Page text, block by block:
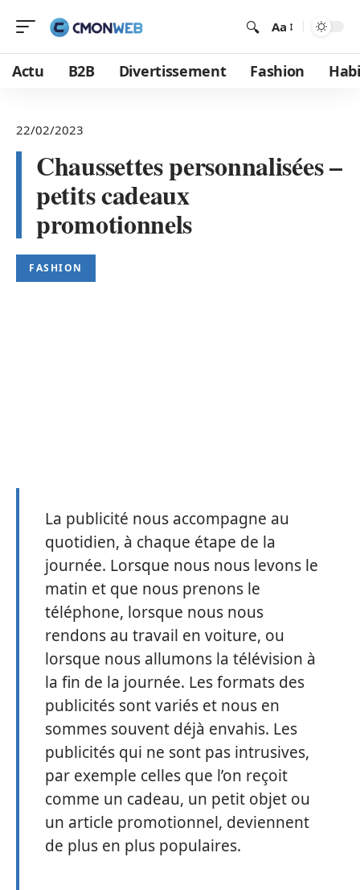
Aa
Actu B2B Divertissement Fashion
22/02/2023
Chaussettes personnalisées –
petits cadeaux
promotionnels
FASHION
La publicité nous accompagne au
quotidien, à chaque étape de la
journée. Lorsque nous nous levons le
matin et que nous prenons le
téléphone, lorsque nous nous
rendons au travail en voiture, ou
lorsque nous allumons la télévision à
la fin de la journée. Les formats des
publicités sont variés et nous en
sommes souvent déjà envahis. Les
publicités qui ne sont pas intrusives,
par exemple celles que l’on reçoit
comme un cadeau, un petit objet ou
un article promotionnel, deviennent
de plus en plus populaires.